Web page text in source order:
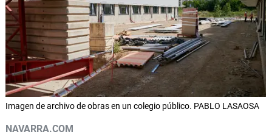
Imagen de archivo de obras en un colegio público. PABLO LASAOSA
NAVARRA.COM